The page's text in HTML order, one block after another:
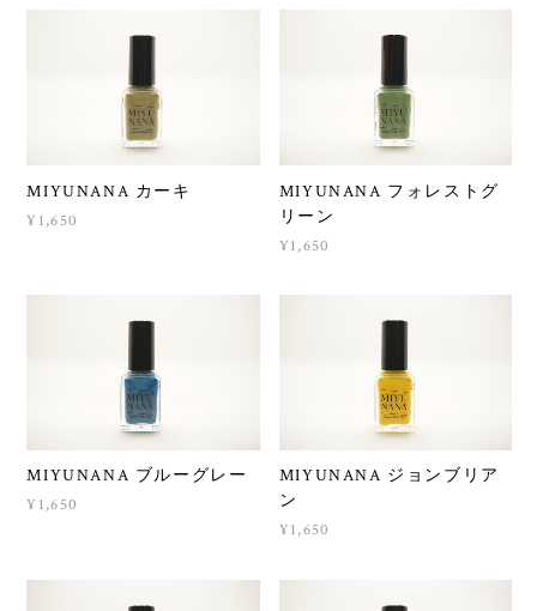
MIYUNANA カーキ
¥1,650
MIYUNANA フォレストグ
リーン
¥1,650
MIYUNANA ブルーグレー
¥1,650
MIYUNANA ジョンブリア
ン
¥1,650